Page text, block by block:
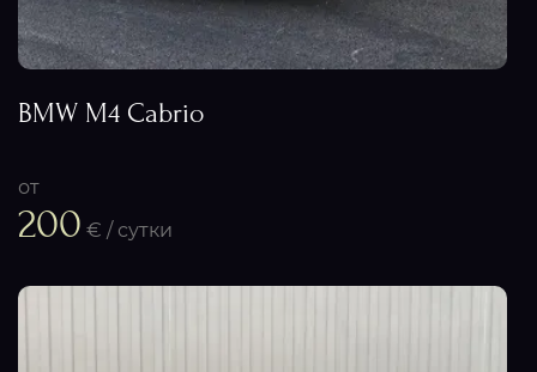
BMW M4 Cabrio
от
200 € / сутки